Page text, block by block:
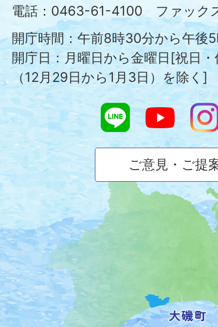
磯
町
の
位
置
を
記
し
電話：0463-61-4100 ファック
開庁時間：午前8時30分から午後
開庁日：月曜日から金曜日[祝日
（12月29日から1月3日）を除く]
ご意見・ご提